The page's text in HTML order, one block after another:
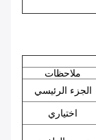
ملاحظات
الجزء الرئيسي
اختياري